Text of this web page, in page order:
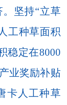
。坚持“立草
工种草面积
稳定在8000
业奖励补贴
卡人工种草